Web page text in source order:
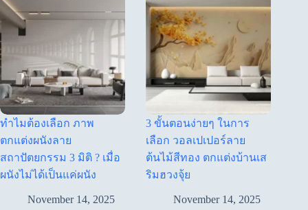
ทำไมต้องเลือก ภาพ
ตกแต่งผนังลาย
สถาปัตยกรรม 3 มิติ ? เมื่อ
ผนังไม่ได้เป็นแค่ผนัง
November 14, 2025
3 ขั้นตอนง่ายๆ ในการ
เลือก วอลเปเปอร์ลาย
ต้นไม้สีทอง ตกแต่งบ้านเส
ริมฮวงจุ้ย
November 14, 2025